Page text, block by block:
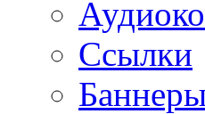
Ссылки